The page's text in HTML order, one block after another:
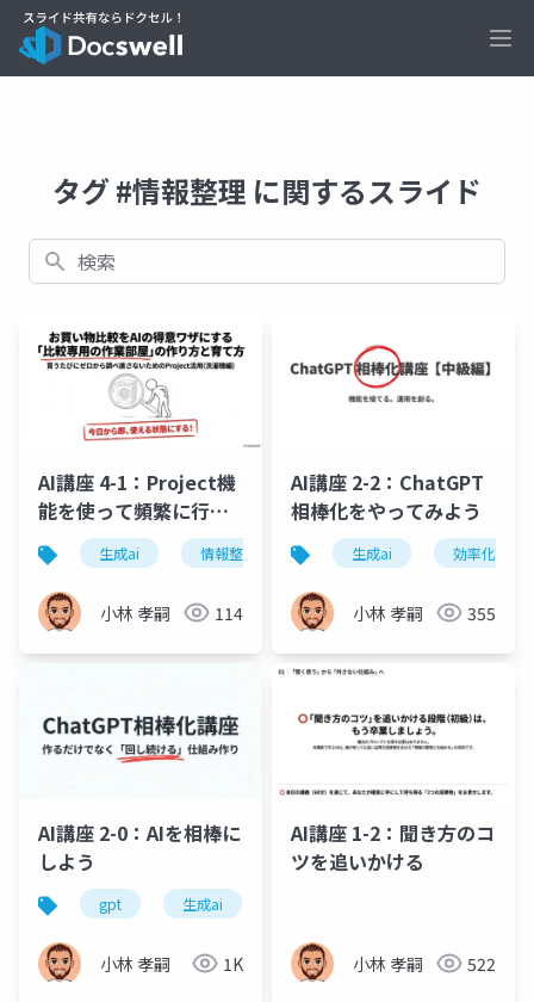
タグ #情報整理 に関するスライド
検索
AI講座 4-1：Project機
能を使って頻繁に行う
作業を効率化しよう
生成ai 情報整理 効率化 ビジネス
小林 孝嗣 114
AI講座 2-2：ChatGPT
相棒化をやってみよう
生成ai 効率化
小林 孝嗣 355
AI講座 2-0：AIを相棒に
しよう
gpt 生成ai
小林 孝嗣 1K
AI講座 1-2：聞き方のコ
ツを追いかける
小林 孝嗣 522